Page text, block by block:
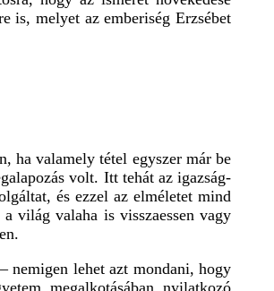
is, melyet az emberiség Erzsébet
ha valamely tétel egyszer már be
volt. Itt tehát az igazság-
és ezzel az elméletet mind
világ valaha is visszaessen vagy
nemigen lehet azt mondani, hogy
megalkotásában nyilatkozó